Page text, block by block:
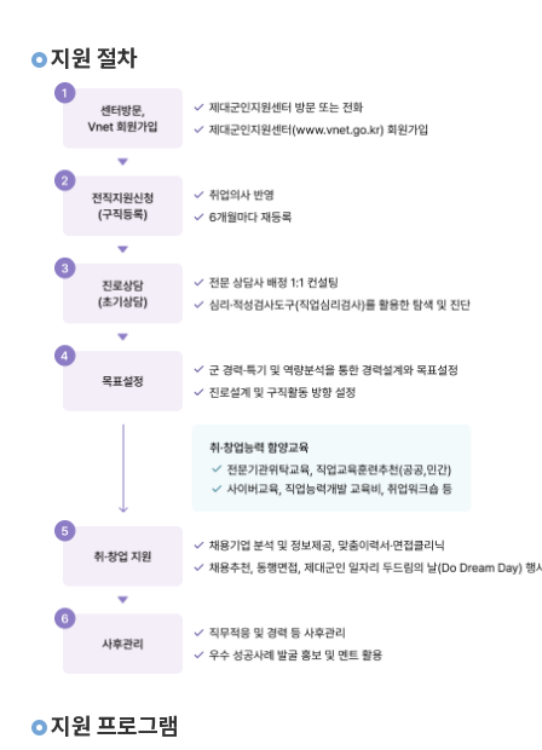
지원 절차
지원 프로그램